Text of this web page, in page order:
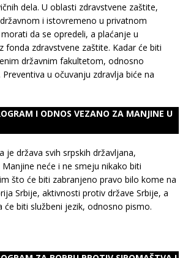
dela. U oblasti zdravstvene zaštite,
i istovremeno u privatnom
da se opredeli, a plaćanje u
fonda zdravstvene zaštite. Kadar će biti
državnim fakultetom, odnosno
u očuvanju zdravlja biće na
I ODNOS VEZANO ZA MANJINE U
je država svih srpskih državljana,
neće i ne smeju nikako biti
što će biti zabranjeno pravo bilo kome na
Srbije, aktivnosti protiv države Srbije, a
će biti službeni jezik, odnosno pismo.